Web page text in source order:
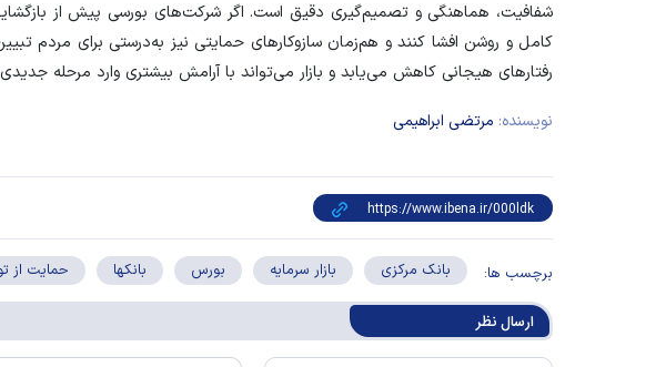
شفافیت، هماهنگی و تصمیم‌گیری دقیق است. اگر شرکت‌های بورسی پیش از
کامل و روشن افشا کنند و هم‌زمان سازوکار‌های حمایتی نیز به‌درستی برای مردم
رفتار‌های هیجانی کاهش می‌یابد و بازار می‌تواند با آرامش بیشتری وارد مرحله
نویسنده: مرتضی ابراهیمی
برچسب ها: بانک مرکزی بازار سرمایه بورس بانکها حمایت از
ارسال‌ نظر